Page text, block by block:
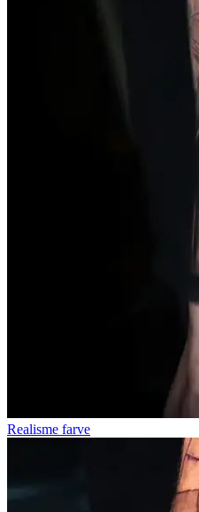
Realisme farve